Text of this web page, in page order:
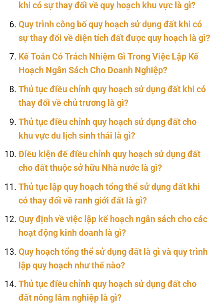
khi có sự thay đổi về quy hoạch khu vực là gì?
Quy trình công bố quy hoạch sử dụng đất khi có
sự thay đổi về diện tích đất được quy hoạch là gì?
Kế Toán Có Trách Nhiệm Gì Trong Việc Lập Kế
Hoạch Ngân Sách Cho Doanh Nghiệp?
Thủ tục điều chỉnh quy hoạch sử dụng đất khi có
thay đổi về chủ trương là gì?
Thủ tục điều chỉnh quy hoạch sử dụng đất cho
khu vực du lịch sinh thái là gì?
Điều kiện để điều chỉnh quy hoạch sử dụng đất
cho đất thuộc sở hữu Nhà nước là gì?
Thủ tục lập quy hoạch tổng thể sử dụng đất khi
có thay đổi về ranh giới đất là gì?
Quy định về việc lập kế hoạch ngân sách cho các
hoạt động kinh doanh là gì?
Quy hoạch tổng thể sử dụng đất là gì và quy trình
lập quy hoạch như thế nào?
Thủ tục điều chỉnh quy hoạch sử dụng đất cho
đất nông lâm nghiệp là gì?